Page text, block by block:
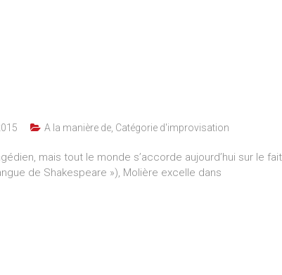
A la manière de Catégorie d'improvisation
mais tout le monde s’accorde aujourd’hui sur le
de Shakespeare »), Molière excelle dans